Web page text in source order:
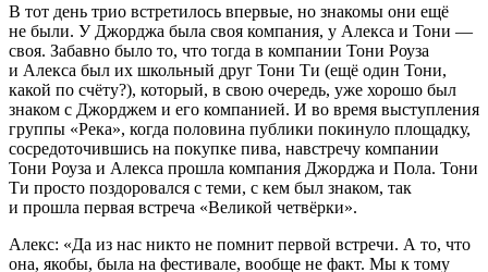
В тот день трио встретилось впервые, но знакомы они ещё
не были. У Джорджа была своя компания, у Алекса и Тони —
своя. Забавно было то, что тогда в компании Тони Роуза
и Алекса был их школьный друг Тони Ти (ещё один Тони,
какой по счёту?), который, в свою очередь, уже хорошо был
знаком с Джорджем и его компанией. И во время выступления
группы «Река», когда половина публики покинуло площадку,
сосредоточившись на покупке пива, навстречу компании
Тони Роуза и Алекса прошла компания Джорджа и Пола. Тони
Ти просто поздоровался с теми, с кем был знаком, так
и прошла первая встреча «Великой четвёрки».
Алекс: «Да из нас никто не помнит первой встречи. А то, что
она, якобы, была на фестивале, вообще не факт. Мы к тому